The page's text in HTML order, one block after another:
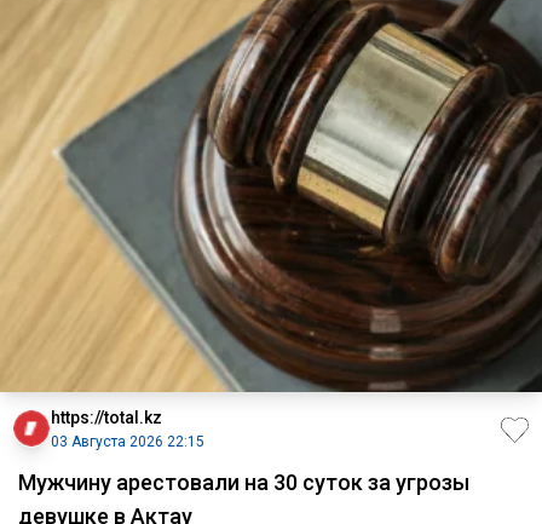
https://total.kz
03 Августа 2026 22:15
Мужчину арестовали на 30 суток за угрозы
девушке в Актау